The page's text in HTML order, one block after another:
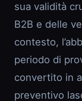
sua validità
B2B e delle
contesto,
periodo di
convertito in
preventivo